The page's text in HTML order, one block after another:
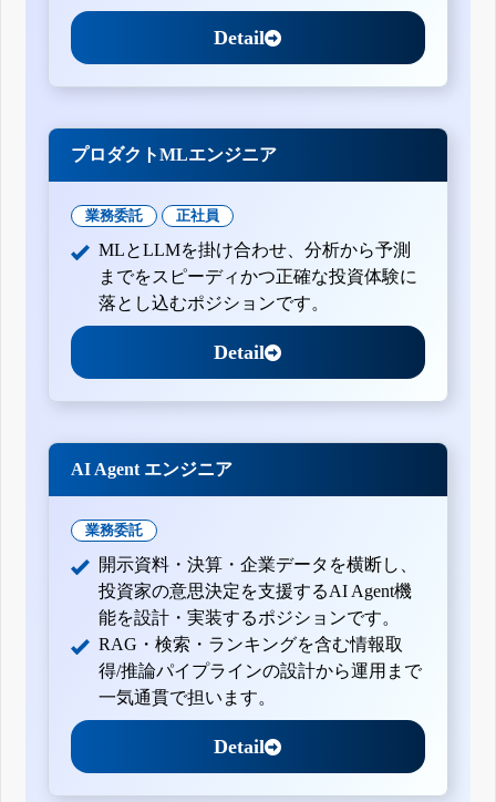
Detail
プロダクトMLエンジニア
業務委託 正社員
MLとLLMを掛け合わせ、分析から予測
までをスピーディかつ正確な投資体験に
落とし込むポジションです。
Detail
AI Agent エンジニア
業務委託
開示資料・決算・企業データを横断し、
投資家の意思決定を支援するAI Agent機
能を設計・実装するポジションです。
RAG・検索・ランキングを含む情報取
得/推論パイプラインの設計から運用まで
一気通貫で担います。
Detail